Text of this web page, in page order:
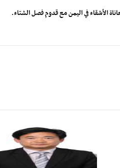
الأشقاء في اليمن مع قدوم فصل الشتاء.